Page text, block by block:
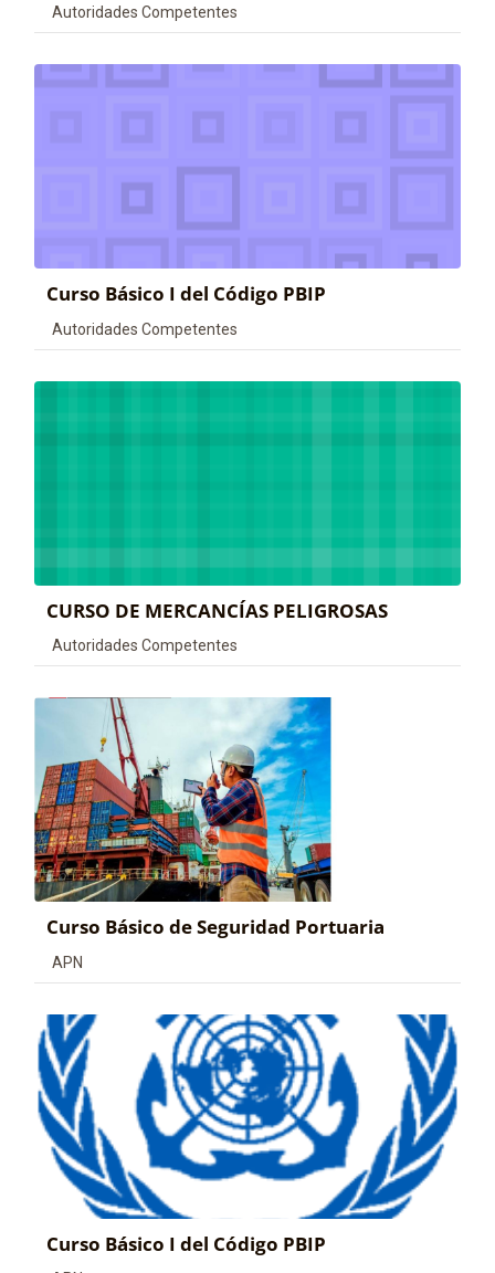
Categoría de cursos
Autoridades Competentes
Curso Básico I del Código PBIP
Categoría de cursos
Autoridades Competentes
CURSO DE MERCANCÍAS PELIGROSAS
Categoría de cursos
Autoridades Competentes
Curso Básico de Seguridad Portuaria
Categoría de cursos
APN
Curso Básico I del Código PBIP